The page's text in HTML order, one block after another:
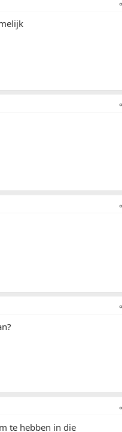
te hebben in die